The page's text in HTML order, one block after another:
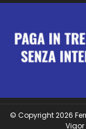
© Copyright 2026
Vigor